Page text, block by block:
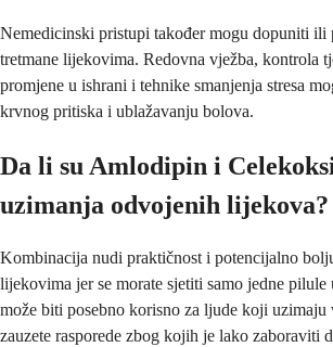
Nemedicinski pristupi također mogu dopuniti ili
tretmane lijekovima. Redovna vježba, kontrola
promjene u ishrani i tehnike smanjenja stresa
krvnog pritiska i ublažavanju bolova.
Da li su Amlodipin i
uzimanja odvojenih lijekova?
Kombinacija nudi praktičnost i potencijalno
lijekovima jer se morate sjetiti samo jedne
može biti posebno korisno za ljude koji
zauzete rasporede zbog kojih je lako zaboraviti